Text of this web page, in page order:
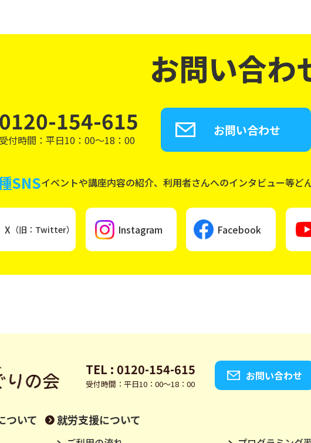
お問い合わ
0120-154-615
受付時間：平日10：00～18：00
お問い合わせ
SNSイベントや講座内容の紹介、利用者さんへのインタビュー等ど
X （旧：Twitter） Instagram Facebook
TEL : 0120-154-615
受付時間：平日10：00～18：00
お問い合わせ
ついて 就労支援について